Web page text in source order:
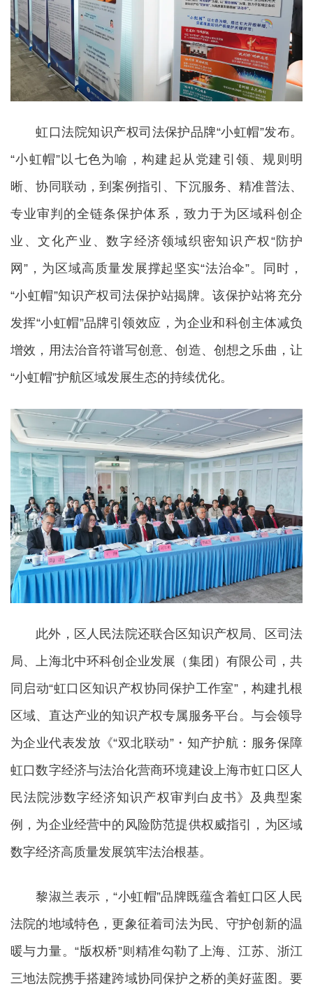
虹口法院知识产权司法保护品牌“小虹帽”发布。
“小虹帽”以七色为喻，构建起从党建引领、规则明
晰、协同联动，到案例指引、下沉服务、精准普法、
专业审判的全链条保护体系，致力于为区域科创企
业、文化产业、数字经济领域织密知识产权“防护
网”，为区域高质量发展撑起坚实“法治伞”。同时，
“小虹帽”知识产权司法保护站揭牌。该保护站将充分
发挥“小虹帽”品牌引领效应，为企业和科创主体减负
增效，用法治音符谱写创意、创造、创想之乐曲，让
“小虹帽”护航区域发展生态的持续优化。
此外，区人民法院还联合区知识产权局、区司法
局、上海北中环科创企业发展（集团）有限公司，共
同启动“虹口区知识产权协同保护工作室”，构建扎根
区域、直达产业的知识产权专属服务平台。与会领导
为企业代表发放《“双北联动”・知产护航：服务保障
虹口数字经济与法治化营商环境建设上海市虹口区人
民法院涉数字经济知识产权审判白皮书》及典型案
例，为企业经营中的风险防范提供权威指引，为区域
数字经济高质量发展筑牢法治根基。
黎淑兰表示，“小虹帽”品牌既蕴含着虹口区人民
法院的地域特色，更象征着司法为民、守护创新的温
暖与力量。“版权桥”则精准勾勒了上海、江苏、浙江
三地法院携手搭建跨域协同保护之桥的美好蓝图。要